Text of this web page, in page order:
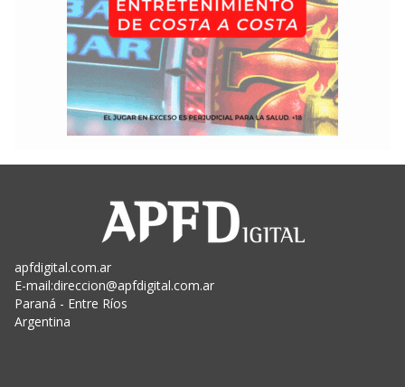
apfdigital.com.ar
E-mail:direccion@apfdigital.com.ar
Paraná - Entre Ríos
Argentina